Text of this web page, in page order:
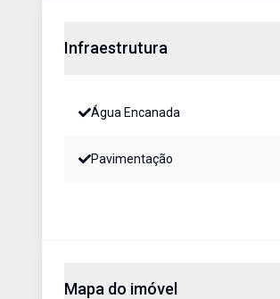
Infraestrutura
Água Encanada
Pavimentação
Mapa do imóvel